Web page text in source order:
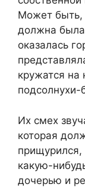
Может быть,
должна была
оказалась
кружатся
подсолнухи-
Их смех
которая
прищурился,
какую-
дочерью и